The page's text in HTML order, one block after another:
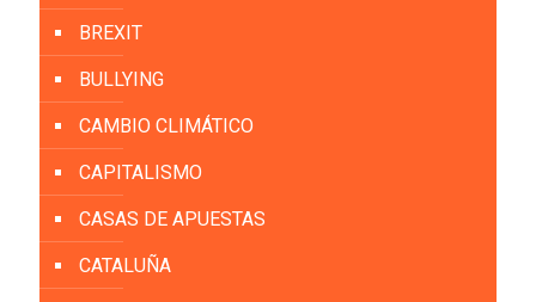
BREXIT
BULLYING
CAMBIO CLIMÁTICO
CAPITALISMO
CASAS DE APUESTAS
CATALUÑA